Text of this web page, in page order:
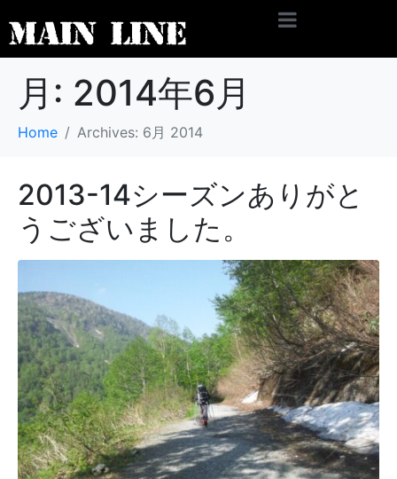
月: 2014年6月
Home Archives: 6月 2014
2013-14シーズンありがと
うございました。